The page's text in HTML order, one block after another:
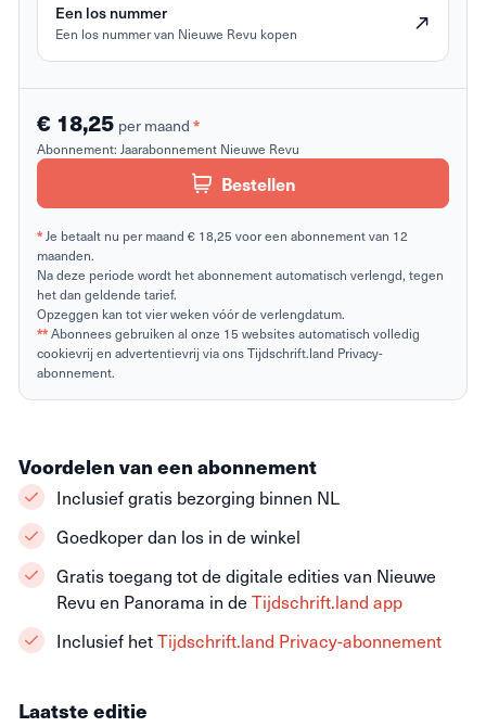
Een los nummer
Een los nummer van Nieuwe Revu kopen
€ 18,25 per maand *
Abonnement: Jaarabonnement Nieuwe Revu
Bestellen
*Je betaalt nu per maand € 18,25 voor een abonnement van 12
maanden.
Na deze periode wordt het abonnement automatisch verlengd, tegen
het dan geldende tarief.
Opzeggen kan tot vier weken vóór de verlengdatum.
**Abonnees gebruiken al onze 15 websites automatisch volledig
cookievrij en advertentievrij via ons Tijdschrift.land Privacy-
abonnement.
Laatste editie
Voordelen van een abonnement
Inclusief gratis bezorging binnen NL
Goedkoper dan los in de winkel
Gratis toegang tot de digitale edities van Nieuwe
Revu en Panorama in de Tijdschrift.land app
Inclusief hetTijdschrift.land Privacy-abonnement